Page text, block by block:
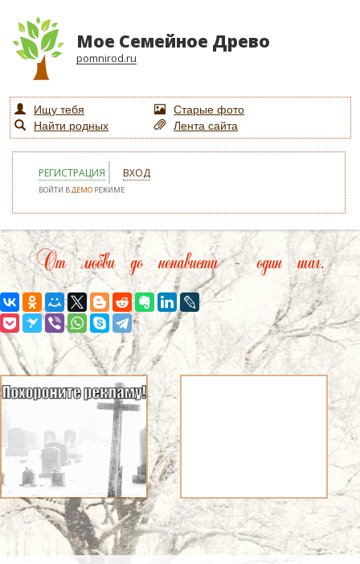
Мое Семейное Древо
pomnirod.ru
Ищу тебя
Старые фото
Найти родных
Лента сайта
РЕГИСТРАЦИЯ ВХОД
ВОЙТИ ВДЕМО РЕЖИМЕ
От любви до ненависти – один шаг.